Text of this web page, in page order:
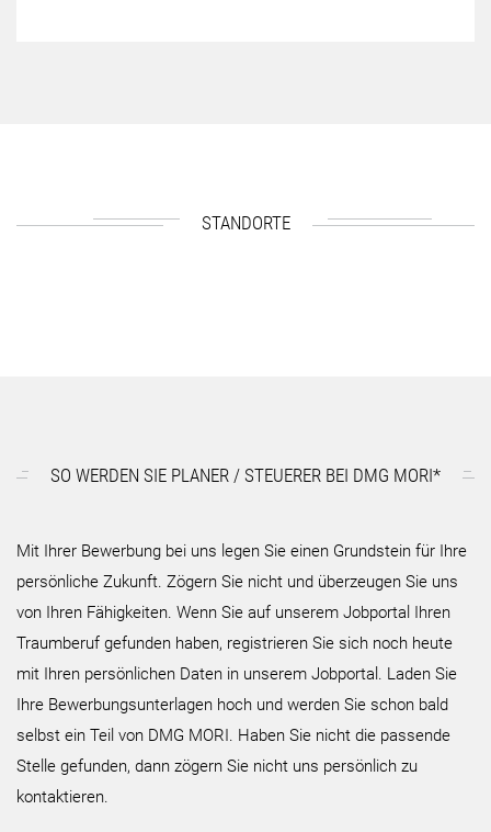
STANDORTE
SO WERDEN SIE PLANER / STEUERER BEI DMG MORI*
Mit Ihrer Bewerbung bei uns legen Sie einen Grundstein für Ihre
persönliche Zukunft. Zögern Sie nicht und überzeugen Sie uns
von Ihren Fähigkeiten. Wenn Sie auf unserem Jobportal Ihren
Traumberuf gefunden haben, registrieren Sie sich noch heute
mit Ihren persönlichen Daten in unserem Jobportal. Laden Sie
Ihre Bewerbungsunterlagen hoch und werden Sie schon bald
selbst ein Teil von DMG MORI. Haben Sie nicht die passende
Stelle gefunden, dann zögern Sie nicht uns persönlich zu
kontaktieren.